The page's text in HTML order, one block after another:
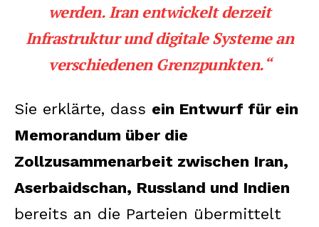
werden. Iran entwickelt derzeit
Infrastruktur und digitale Systemean
verschiedenen Grenzpunkten.“
Sie erklärte, dass ein Entwurf für ein
Memorandum über die
Zollzusammenarbeit zwischen Iran,
Aserbaidschan, Russland und Indien
bereits an die Parteien übermittelt